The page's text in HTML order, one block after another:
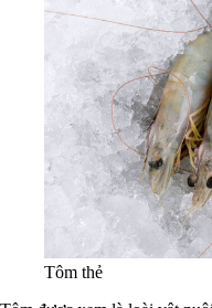
Tôm thẻ